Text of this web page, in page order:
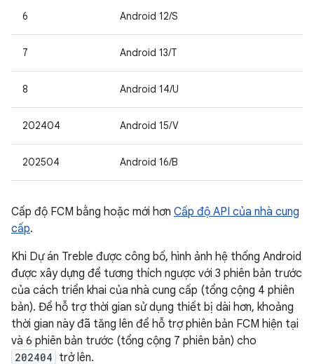
6 Android 12/S
7 Android 13/T
8 Android 14/U
202404 Android 15/V
202504 Android 16/B
Cấp độ FCM bằng hoặc mới hơn Cấp độ API của nhà cung
cấp.
Khi Dự án Treble được công bố, hình ảnh hệ thống Android
được xây dựng để tương thích ngược với 3 phiên bản trước
của cách triển khai của nhà cung cấp (tổng cộng 4 phiên
bản). Để hỗ trợ thời gian sử dụng thiết bị dài hơn, khoảng
thời gian này đã tăng lên để hỗ trợ phiên bản FCM hiện tại
và 6 phiên bản trước (tổng cộng 7 phiên bản) cho
202404 trở lên.